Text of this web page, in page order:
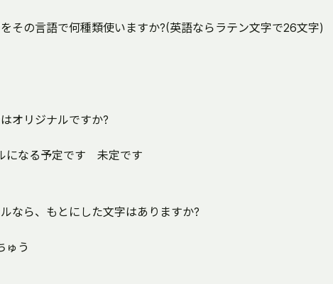
その言語で何種類使いますか?(英語ならラテン文字で26文字)
オリジナルですか?
になる予定です 未定です
なら、もとにした文字はありますか?
ゅう